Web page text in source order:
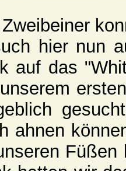
hier nun
auf das
ahnen
Füßen